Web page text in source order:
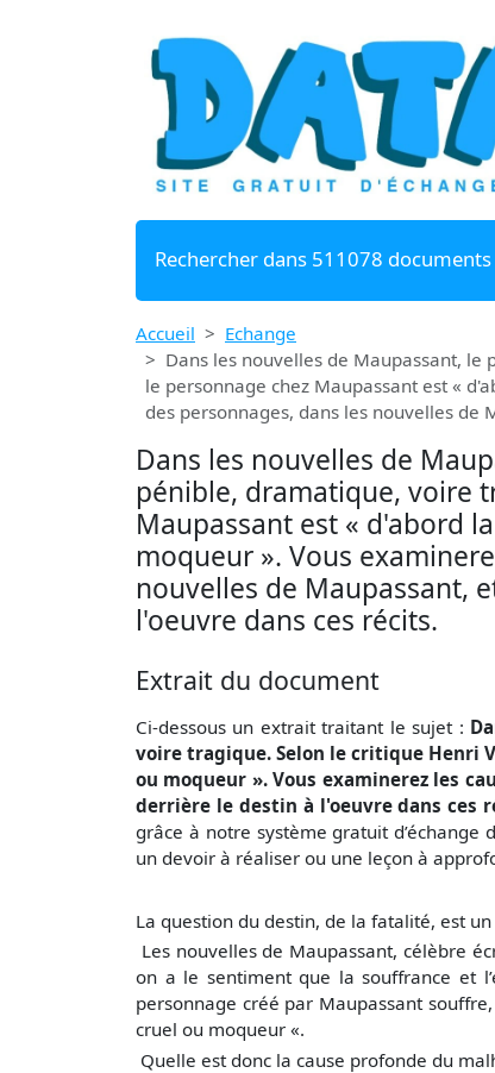
Rechercher dans 511078 documents
Accueil
Echange
Dans les nouvelles de Maupassant,
le personnage chez Maupassant est «
des personnages, dans les nouvelles de
Dans les nouvelles de
pénible, dramatique, voire
Maupassant est « d'abord
moqueur ». Vous
nouvelles de Maupassant,
l'oeuvre dans ces récits.
Extrait du document
Ci-dessous un extrait traitant le sujet :
voire tragique. Selon le critique Henri
ou moqueur ». Vous examinerez les
derrière le destin à l'oeuvre dans ces
grâce à notre système gratuit
un devoir à réaliser ou une leçon à
La question du destin, de la fatalité, est
Les nouvelles de Maupassant, célèbre
on a le sentiment que la souffrance et
personnage créé par Maupassant
cruel ou moqueur «.
Quelle est donc la cause profonde du